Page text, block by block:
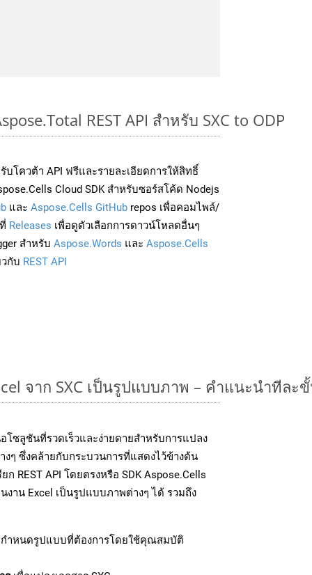
REST API สำหรับ SXC to ODP
รับโควต้า API ฟรีและรายละเอียดการให้สิทธิ์
Cloud SDK สำหรับซอร์สโค้ด Nodejs
และ Aspose.Cells GitHub repos เพื่อคอมไพล์/
Releases เพื่อดูตัวเลือกการดาวน์โหลดอื่นๆ
สำหรับ Aspose.Words และ Aspose.Cells
กับ REST API
จาก SXC เป็นรูปแบบภาพ – คำแนะนำทีละ
โซลูชันที่รวดเร็วและง่ายดายสำหรับการแปลง
ๆ ซึ่งคล้ายกับกระบวนการที่แสดงไว้ข้างต้น
ก REST API โดยตรงหรือ SDK Aspose.Cells
าน Excel เป็นรูปแบบภาพต่างๆ ได้ รวมถึง
ำหนดรูปแบบที่ต้องการโดยใช้คุณสมบัติ